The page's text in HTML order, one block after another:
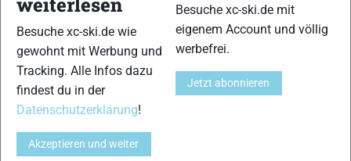
29
Besuche xc-ski.de wie
gewohnt mit Werbung und
Tracking. Alle Infos dazu
findest du in der
Datenschutzerklärung!
Akzeptieren und weiter
Besuche xc-ski.de mit
eigenem Account und völlig
werbefrei.
Jetzt abonnieren